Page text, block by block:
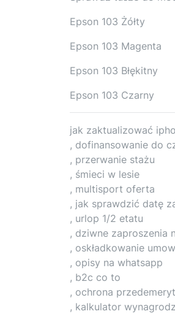
Epson 103 Żółty
Epson 103 Magenta
Epson 103 Błękitny
Epson 103 Czarny
jak zaktualizować
, dofinansowanie do
, przerwanie stażu
, śmieci w lesie
, multisport oferta
, jak sprawdzić datę
, urlop 1/2 etatu
, dziwne zaproszenia
, oskładkowanie
, opisy na whatsapp
, b2c co to
, ochrona
, kalkulator